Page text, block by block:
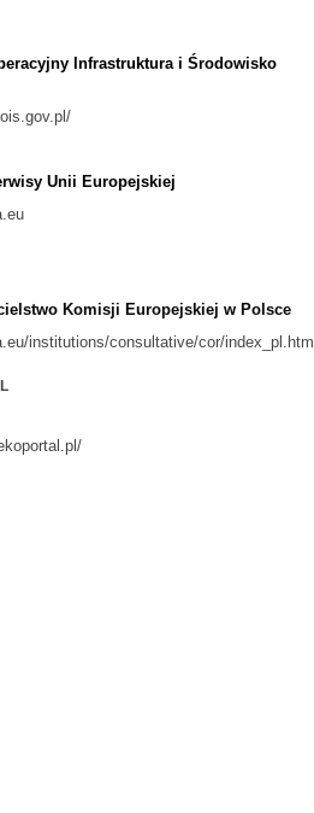
Infrastruktura i Środowisko
Unii Europejskiej
Komisji Europejskiej w Polsce
institutions/consultative/cor/index_pl.htm